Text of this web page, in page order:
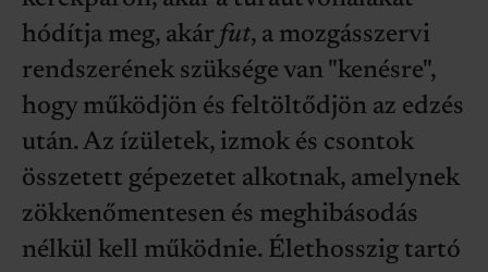
hódítja meg, akár fut, a mozgásszervi
rendszerének szüksége van "kenésre",
hogy működjön és feltöltődjön az edzés
után. Az ízületek, izmok és csontok
összetett gépezetet alkotnak, amelynek
zökkenőmentesen és meghibásodás
nélkül kell működnie. Élethosszig tartó